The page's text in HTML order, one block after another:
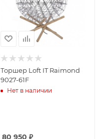
Торшер Loft IT Raimond
9027-61F
Нет в наличии
80 950 ₽